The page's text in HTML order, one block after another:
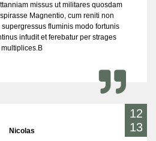
missus ut militares quosdam
Magnentio, cum reniti non
fluminis modo fortunis
infudit et ferebatur per strages
multiplices.B
12
13
Nicolas